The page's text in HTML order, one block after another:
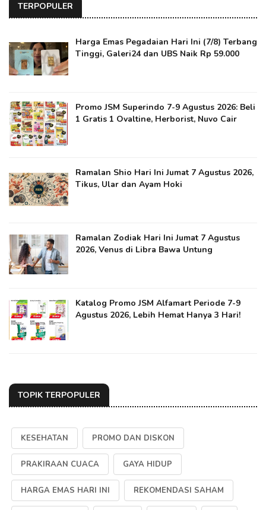
TERPOPULER
Harga Emas Pegadaian Hari Ini (7/8) Terbang
Tinggi, Galeri24 dan UBS Naik Rp 59.000
Promo JSM Superindo 7-9 Agustus 2026: Beli
1 Gratis 1 Ovaltine, Herborist, Nuvo Cair
Ramalan Shio Hari Ini Jumat 7 Agustus 2026,
Tikus, Ular dan Ayam Hoki
Ramalan Zodiak Hari Ini Jumat 7 Agustus
2026, Venus di Libra Bawa Untung
Katalog Promo JSM Alfamart Periode 7-9
Agustus 2026, Lebih Hemat Hanya 3 Hari!
TOPIK TERPOPULER
KESEHATAN PROMO DAN DISKON
PRAKIRAAN CUACA GAYA HIDUP
HARGA EMAS HARI INI REKOMENDASI SAHAM